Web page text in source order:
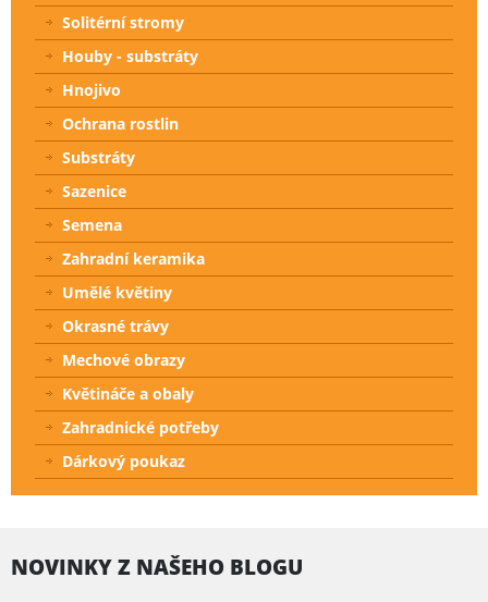
Solitérní stromy
Houby - substráty
Hnojivo
Ochrana rostlin
Substráty
Sazenice
Semena
Zahradní keramika
Umělé květiny
Okrasné trávy
Mechové obrazy
Květináče a obaly
Zahradnické potřeby
Dárkový poukaz
NOVINKY Z NAŠEHO BLOGU